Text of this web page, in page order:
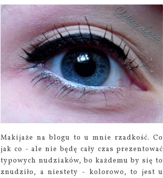
Makijaże na blogu to u mnie rzadkość. Co
jak co - ale nie będę cały czas prezentować
typowych nudziaków, bo każdemu by się to
znudziło, a niestety - kolorowo, to jest u